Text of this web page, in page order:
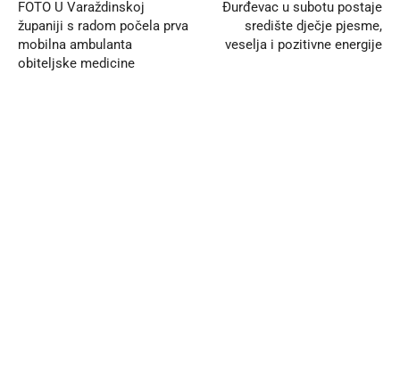
FOTO U Varaždinskoj
županiji s radom počela prva
mobilna ambulanta
obiteljske medicine
Đurđevac u subotu postaje
središte dječje pjesme,
veselja i pozitivne energije